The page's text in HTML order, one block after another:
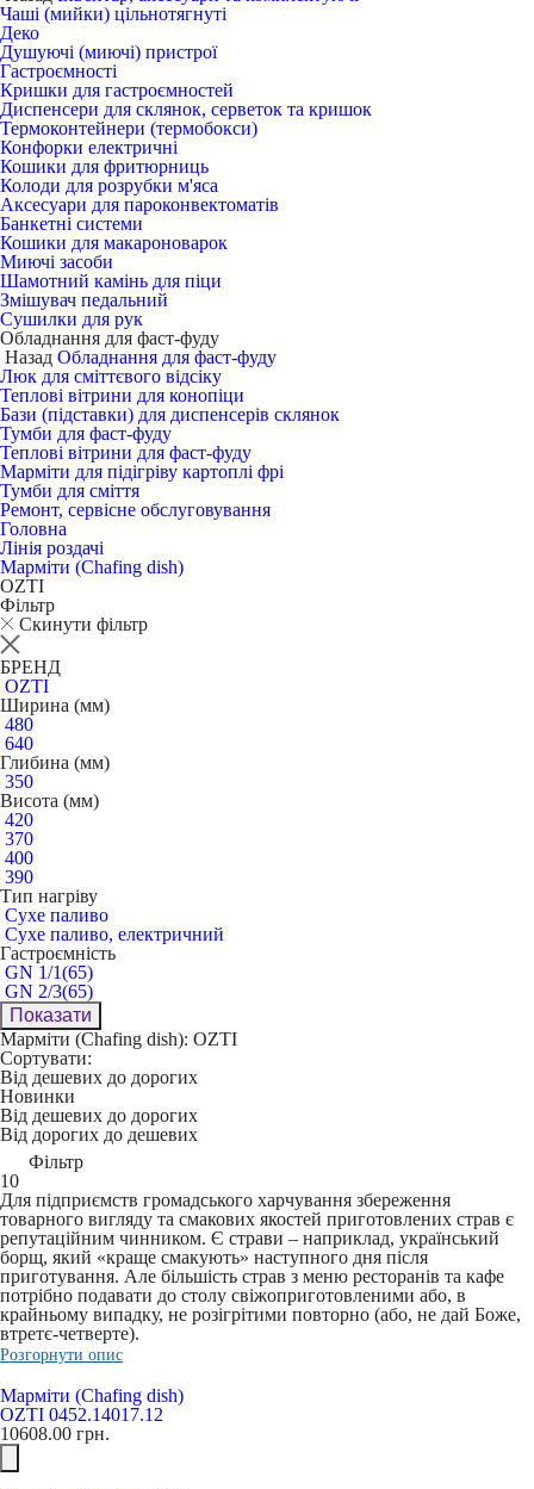
Чаші (мийки) цільнотягнуті
Деко
Душуючі (миючі) пристрої
Гастроємності
Кришки для гастроємностей
Диспенсери для склянок, серветок та кришок
Термоконтейнери (термобокси)
Конфорки електричні
Кошики для фритюрниць
Колоди для розрубки м'яса
Аксесуари для пароконвектоматів
Банкетні системи
Кошики для макароноварок
Миючі засоби
Шамотний камінь для піци
Змішувач педальний
Сушилки для рук
Обладнання для фаст-фуду
Назад Обладнання для фаст-фуду
Люк для сміттєвого відсіку
Теплові вітрини для конопіци
Бази (підставки) для диспенсерів склянок
Тумби для фаст-фуду
Теплові вітрини для фаст-фуду
Марміти для підігріву картоплі фрі
Тумби для сміття
Ремонт, сервісне обслуговування
Головна
Лінія роздачі
Марміти (Chafing dish)
OZTI
Фільтр
Скинути фільтр
БРЕНД
OZTI
Ширина (мм)
480
640
Глибина (мм)
350
Висота (мм)
420
370
400
390
Тип нагріву
Сухе паливо
Сухе паливо, електричний
Гастроємність
GN 1/1(65)
GN 2/3(65)
Показати
Марміти (Chafing dish): OZTI
Сортувати:
Від дешевих до дорогих
Новинки
Від дешевих до дорогих
Від дорогих до дешевих
Фільтр
10
Для підприємств громадського харчування збереження
товарного вигляду та смакових якостей приготовлених страв є
репутаційним чинником. Є страви – наприклад, український
борщ, який «краще смакують» наступного дня після
приготування. Але більшість страв з меню ресторанів та кафе
потрібно подавати до столу свіжоприготовленими або, в
крайньому випадку, не розігрітими повторно (або, не дай Боже,
втретє-четверте).
Розгорнути опис
Марміти (Chafing dish)
OZTI 0452.14017.12
10608.00 грн.